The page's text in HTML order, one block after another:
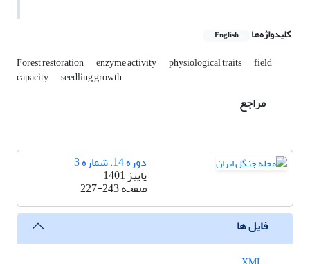
کلیدواژه‌ها English
Forest restoration enzyme activity physiological traits field
capacity seedling growth
مراجع
دوره 14، شماره 3
پاییز 1401
صفحه227-243
فایل ها